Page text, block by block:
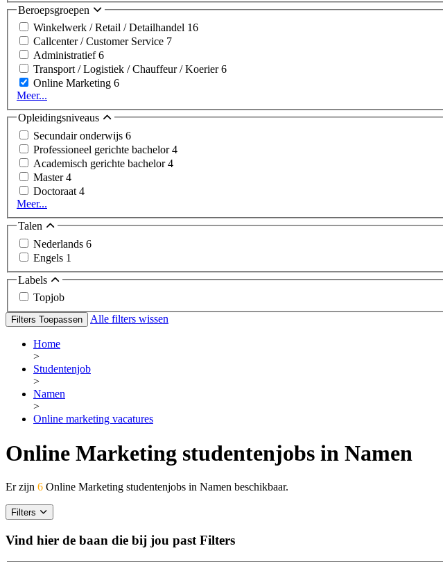
Beroepsgroepen
Winkelwerk / Retail / Detailhandel 16
Callcenter / Customer Service 7
Administratief6
Transport / Logistiek / Chauffeur / Koerier6
Online Marketing 6
Meer...
Opleidingsniveaus
Secundair onderwijs 6
Professioneel gerichte bachelor4
Academisch gerichte bachelor4
Master4
Doctoraat 4
Meer...
Talen
Nederlands 6
Engels 1
Labels
Topjob
Filters Toepassen Alle filters wissen
Home
>
Studentenjob
>
Namen
>
Online marketing vacatures
Online Marketing studentenjobs in Namen
Er zijn 6 Online Marketing studentenjobs in Namen beschikbaar.
Filters
Vind hier de baan die bij jou past Filters